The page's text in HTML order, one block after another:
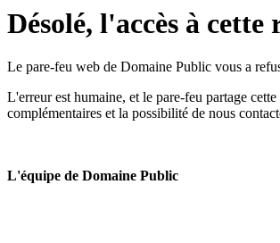
Désolé, l'accès à cette
Le pare-feu web de Domaine Public vous a
L'erreur est humaine, et le pare-feu partage
complémentaires et la possibilité de nous
L'équipe de Domaine Public